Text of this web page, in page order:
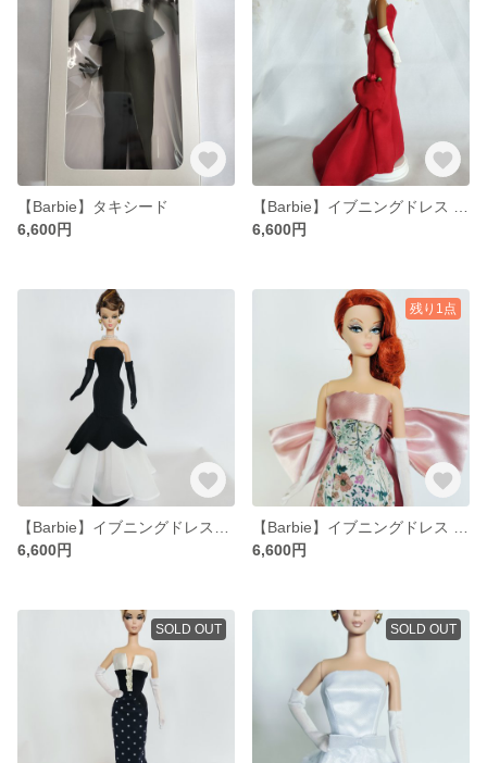
【Barbie】タキシード
6,600円
6,600円
6,600円
残り1点
6,600円
SOLD OUT SOLD OUT